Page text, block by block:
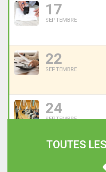
17
SEPTEMBRE
22
SEPTEMBRE
24
SEPTEMBRE
TOUTES